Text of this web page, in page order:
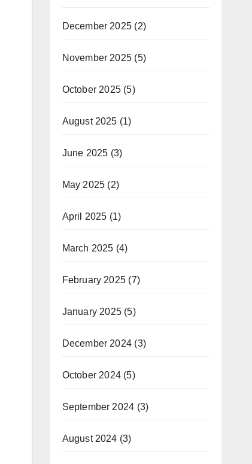
December 2025 (2)
November 2025 (5)
October 2025(5)
August 2025 (1)
June 2025 (3)
May 2025 (2)
April 2025 (1)
March 2025 (4)
February 2025 (7)
January 2025(5)
December 2024 (3)
October 2024(5)
September 2024 (3)
August 2024 (3)